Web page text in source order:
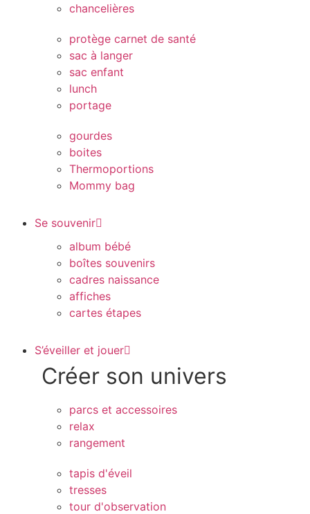
chancelières
protège carnet de santé
sac à langer
sac enfant
lunch
portage
gourdes
boites
Thermoportions
Mommy bag
Se souvenir
album bébé
boîtes souvenirs
cadres naissance
affiches
cartes étapes
S’éveiller et jouer
Créer son univers
parcs et accessoires
relax
rangement
tapis d'éveil
tresses
tour d'observation